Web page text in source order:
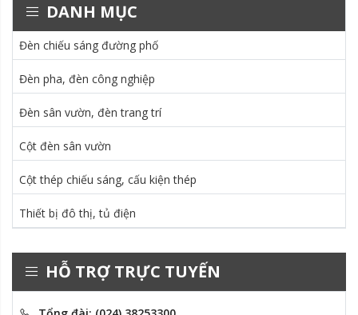
DANH MỤC
Đèn chiếu sáng đường phố
Đèn pha, đèn công nghiệp
Đèn sân vườn, đèn trang trí
Cột đèn sân vườn
Cột thép chiếu sáng, cấu kiện thép
Thiết bị đô thị, tủ điện
HỖ TRỢ TRỰC TUYẾN